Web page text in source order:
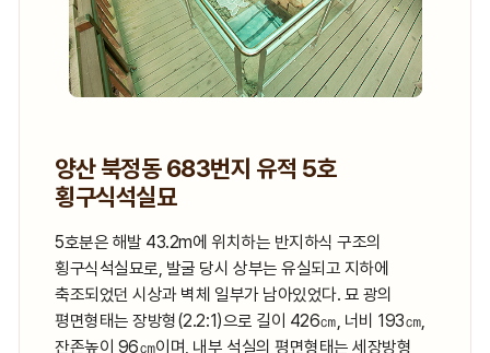
양산 북정동 683번지 유적 5호
횡구식석실묘
5호분은 해발 43.2m에 위치하는 반지하식 구조의
횡구식석실묘로, 발굴 당시 상부는 유실되고 지하에
축조되었던 시상과 벽체 일부가 남아있었다. 묘 광의
평면형태는 장방형(2.2:1)으로 길이 426㎝, 너비 193㎝,
잔존높이 96㎝이며, 내부 석실의 평면형태는 세장방형